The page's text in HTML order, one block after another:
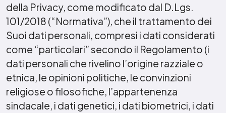
della Privacy, come modificato dal D.Lgs.
101/2018 (“Normativa”), che il trattamento dei
Suoi dati personali, compresi i dati considerati
come “particolari” secondo il Regolamento (i
dati personali che rivelino l’origine razziale o
etnica, le opinioni politiche, le convinzioni
religiose o filosofiche, l’appartenenza
sindacale, i dati genetici, i dati biometrici, i dati